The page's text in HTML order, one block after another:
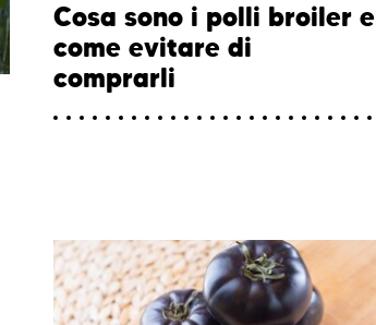
Cosa sono i polli broiler e
come evitare di
comprarli